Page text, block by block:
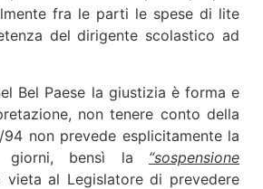
fra le parti le spese di lite
del dirigente scolastico ad
Bel Paese la giustizia è forma e
non tenere conto della
non prevede esplicitamente la
giorni, bensì la “sospensione
vieta al Legislatore di prevedere